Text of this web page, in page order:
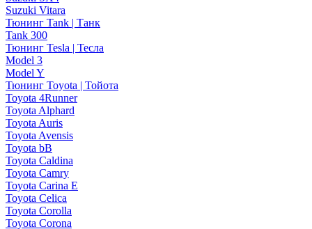
Suzuki Vitara
Тюнинг Tank | Танк
Tank 300
Тюнинг Tesla | Тесла
Model 3
Model Y
Тюнинг Toyota | Тойота
Toyota 4Runner
Toyota Alphard
Toyota Auris
Toyota Avensis
Toyota bB
Toyota Caldina
Toyota Camry
Toyota Carina E
Toyota Celica
Toyota Corolla
Toyota Corona